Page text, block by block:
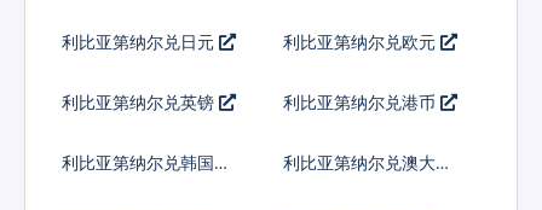
利比亚第纳尔兑日元 利比亚第纳尔兑欧元
利比亚第纳尔兑英镑 利比亚第纳尔兑港币
利比亚第纳尔兑韩国元
利比亚第纳尔兑澳大利